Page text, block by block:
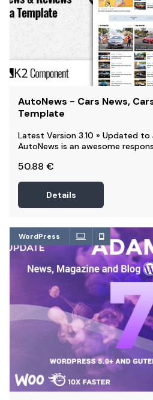
AutoNews - Cars News,
Template
Latest Version 3.10 » Updated to
AutoNews is an awesome
50.88 €
Details
WordPress